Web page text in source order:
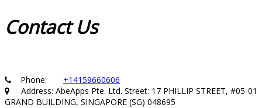
ContactUs
Phone: +14159660606
Address: AbeApps Pte. Ltd. Street: 17 PHILLIP STREET, #05-01
GRAND BUILDING, SINGAPORE (SG) 048695